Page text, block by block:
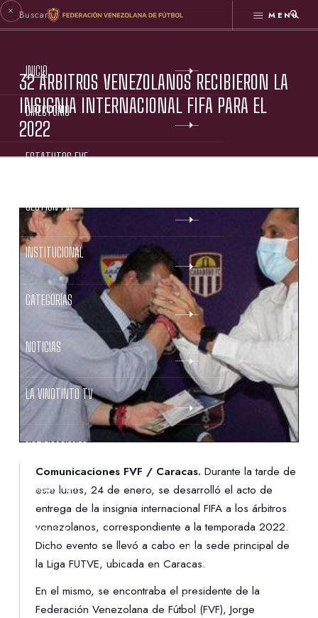
MENÚ
INICIO
DIRECTORIO
ESTATUTOS FVF
GESTIÓN FVF
INSTITUCIONAL
CATEGORÍAS
NOTICIAS
LA VINOTINTO TV
NOTIFICACIONES
NORMATIVAS
CONTACTO
32 ÁRBITROS VENEZOLANOS RECIBIERON LA
INSIGNIA INTERNACIONAL FIFA PARA EL
2022
Comunicaciones FVF / Caracas. Durante la tarde de
este lunes, 24 de enero, se desarrolló el acto de
entrega de la insignia internacional FIFA a los árbitros
venezolanos, correspondiente a la temporada 2022.
Dicho evento se llevó a cabo en la sede principal de
la Liga FUTVE, ubicada en Caracas.
En el mismo, se encontraba el presidente de la
Federación Venezolana de Fútbol (FVF), Jorge